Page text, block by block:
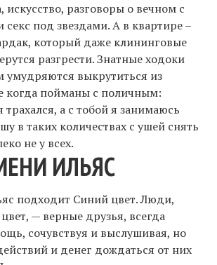
искусство, разговоры о вечном с
секс под звездами. А в квартире –
который даже клининговые
разгрести. Знатные ходоки
умудряются выкрутиться из
когда пойманы с поличным:
а с тобой я занимаюсь
в таких количествах с ушей снять
не у всех.
ИЛЬЯС
подходит Синий цвет. Люди,
— верные друзья, всегда
сочувствуя и выслушивая, но
и денег дождаться от них